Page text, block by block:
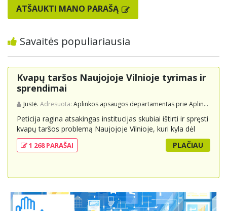
ATŠAUKTI MANO PARAŠĄ
Savaitės populiariausia
Kvapų taršos Naujojoje Vilnioje tyrimas ir
sprendimai
Justė. Adresuota: Aplinkos apsaugos departamentas prie Aplinkos ministerijos
Peticija ragina atsakingas institucijas skubiai ištirti ir spręsti
kvapų taršos problemą Naujojoje Vilnioje, kuri kyla dėl
buitinių atliekų sąvartyno Pramonės g. 141. Gyventojai
skundžiasi nuolatiniu stipriu atliekų kvapu, kuris neigiamai
mechanizmus ir imtis veiksmingų priemonių problemai
priimtus sprendimus ir planuojamus veiksmus.
1 268 PARAŠAI PLAČIAU